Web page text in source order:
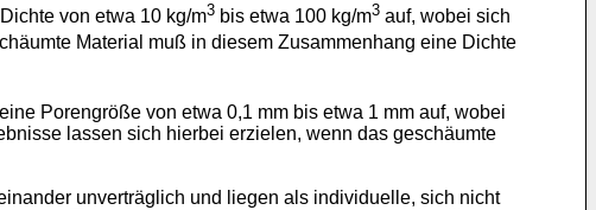
von etwa 10 kg/m3 bis etwa 100 kg/m3 auf, wobei sich
Material muß in diesem Zusammenhang eine Dichte
Porengröße von etwa 0,1 mm bis etwa 1 mm auf, wobei
lassen sich hierbei erzielen, wenn das geschäumte
unverträglich und liegen als individuelle, sich nicht